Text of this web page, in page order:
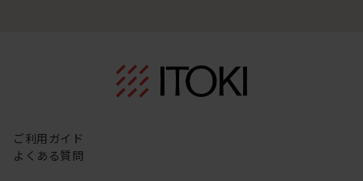
ご利用ガイド
よくある質問